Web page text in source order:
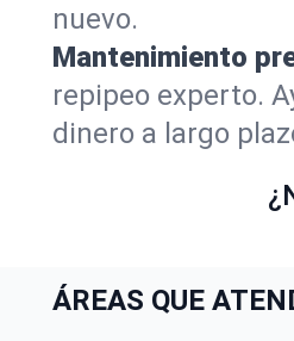
nuevo.
Mantenimiento
repipeo experto.
dinero a largo
ÁREAS QUE